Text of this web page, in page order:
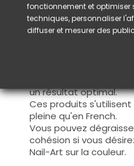
Cette couleur
manière fine, sur la
nécessaire de
cohésion) ou sur la
Ce produit s'applique
fermez le bord libre à
appliquez la
un résultat optimal.
Ces produits
pleine qu'en French.
Vous pouvez
cohésion si vous
Nail-Art sur la couleur.
fonctionnement et optimiser
techniques, personnaliser
diffuser et mesurer des